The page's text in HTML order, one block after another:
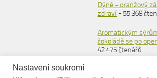
Dýně – oranžový
zdraví- 55 368
Aromatickým
čokoládě se po
42 475 čtenářů
Nastavení soukromí